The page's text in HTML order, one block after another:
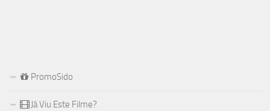
PromoSido
Já Viu Este Filme?